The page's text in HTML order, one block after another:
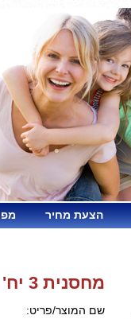
הצעת מחיר
מחסנית 3 יח' סיליפוס למונע אבנית דירתי עמיעד
שם המוצר/פריט: